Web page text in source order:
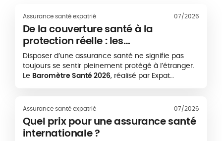
Assurance santé expatrié 07/2026
De la couverture santé à la
protection réelle : les
enseignements du Baromètre Santé
2026
Disposer d’une assurance santé ne signifie pas
toujours se sentir pleinement protégé à l’étranger.
Le Baromètre Santé 2026, réalisé par Expat
met en évidence un écart important entre le fait
de disposer d’une couverture santé et l’expérience
réelle des expatriés lorsqu’ils doivent accéder à
des soins.
Assurance santé expatrié 07/2026
Quel prix pour une assurance santé
internationale ?